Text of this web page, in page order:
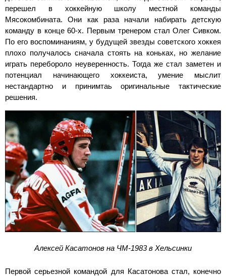
перешел в хоккейную школу местной команды
Мясокомбината. Они как раза начали набирать детскую
команду в конце60-х. Первым тренером стал Олег Сивком.
По его воспоминаниям, у будущей звезды советского хоккея
плохо получалось сначала стоять на коньках, но желание
играть перебороло неуверенность. Тогда же стал заметен и
потенциал начинающего хоккеиста, умение мыслит
нестандартно и принимтаь оригинальные тактические
решения.
Алексей Касатонов на ЧМ-1983 в Хельсинки
Первой серьезной командой для Касатонова стал, конечно